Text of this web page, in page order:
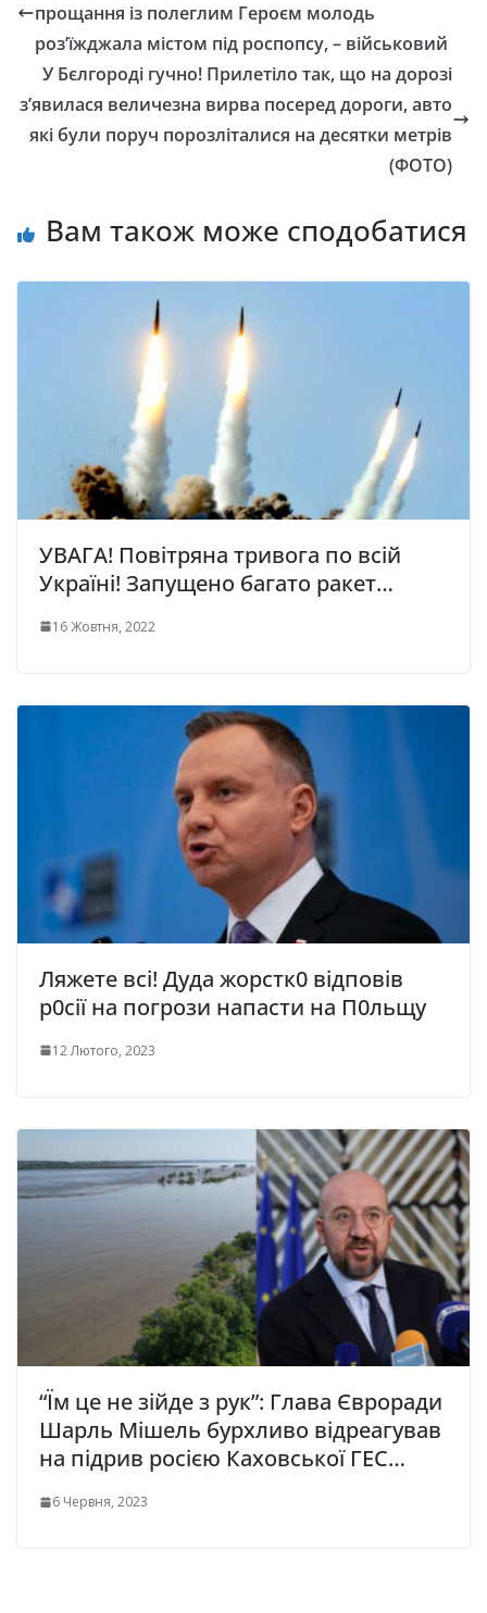
прощання із полеглим Героєм молодь
роз’їжджала містом під роспопсу, – військовий
У Бєлгороді гучно! Прилетіло так, що на дорозі
з’явилася величезна вирва посеред дороги, авто
які були поруч порозліталися на десятки метрів
(ФОТО)
Вам також може сподобатися
УВАГА! Повітряна тривога по всій
Україні! Запущено багато ракет…
16 Жовтня, 2022
Ляжете всі! Дуда жорстк0 відповів
р0сії на погрози напасти на П0льщу
12 Лютого, 2023
“Їм це не зійде з рук”: Глава Євроради
Шарль Мішель бурхливо відреагував
на підрив росією Каховської ГЕС…
6 Червня, 2023